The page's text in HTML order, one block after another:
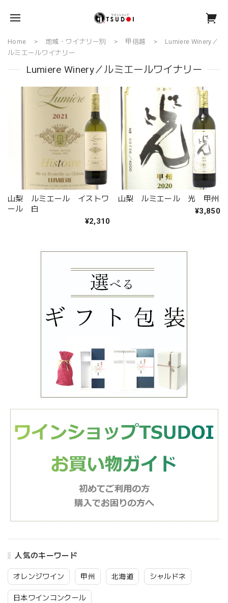
人気のキーワード
オレンジワイン 甲州 北海道 シャルドネ
日本ワインコンクール
Home 地域・ワイナリー別 甲信越
Lumiere Winery／
ルミエールワイナリー
Lumiere Winery／ルミエールワイナリー
山梨 ルミエール イストワ
ール 白
¥2,310
山梨 ルミエール 光 甲州
¥3,850